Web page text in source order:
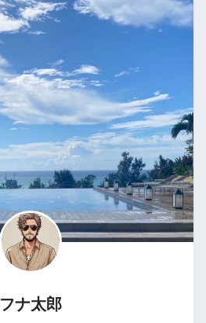
フナ太郎